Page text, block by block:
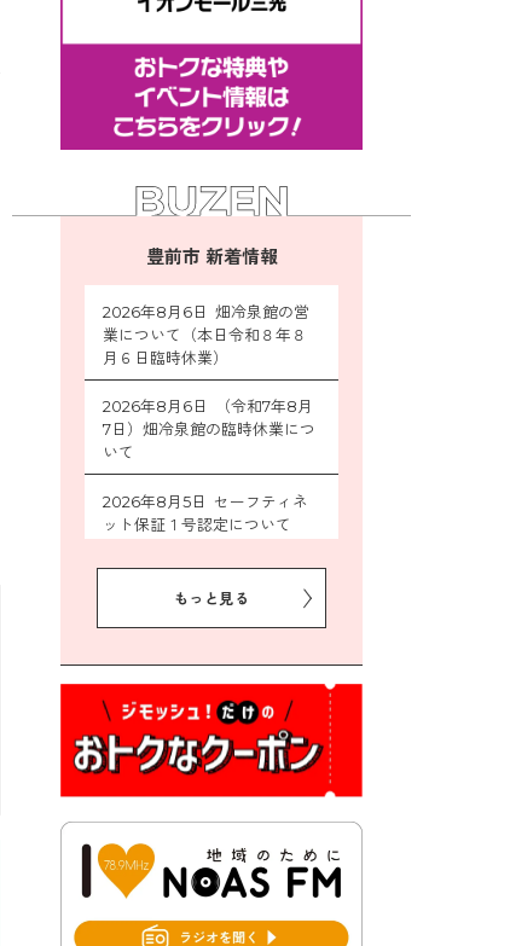
豊前市 新着情報
2026年8月6日 畑冷泉館の営
業について（本日令和８年８
月６日臨時休業）
2026年8月6日 （令和7年8月
7日）畑冷泉館の臨時休業につ
いて
2026年8月5日 セーフティネ
ット保証１号認定について
2026年8月5日 豊前市プレミ
アム付き商品券事業に関する
2026年8月5日 豊前市クリー
2026年8月3日 千束地域づく
り協議会
集！
地震義援金の受付について
もっと見る